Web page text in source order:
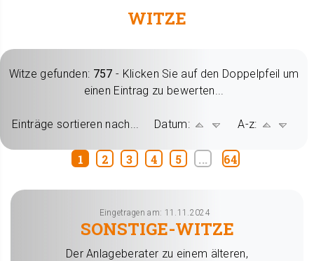
WITZE
Witze gefunden: 757 - Klicken Sie auf den Doppelpfeil um
einen Eintrag zu bewerten...
Einträge sortieren nach... Datum: A-z:
1 2 3 4 5 ... 64
Eingetragen am: 11.11.2024
SONSTIGE-WITZE
Der Anlageberater zu einem älteren,